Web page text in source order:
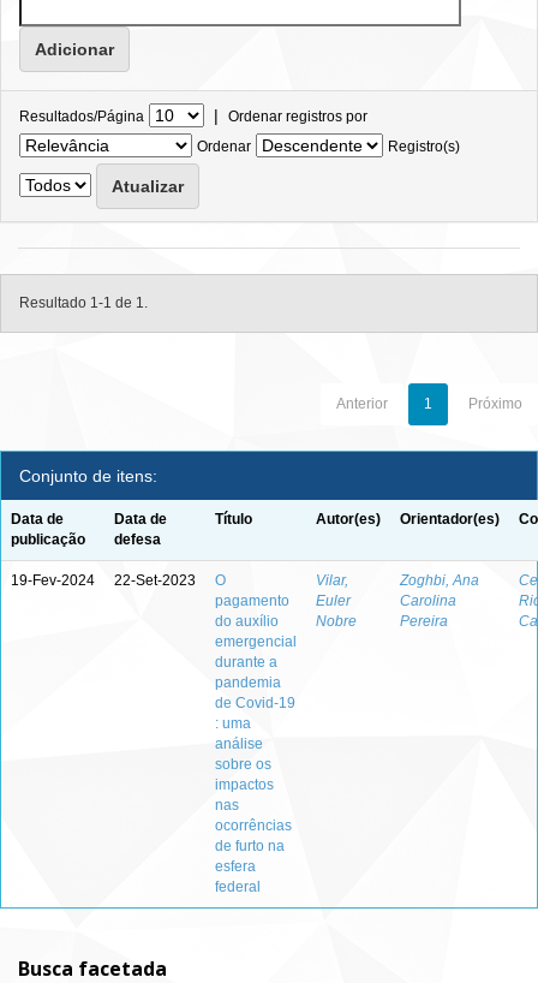
Resultados/Página | Ordenar registros por
Ordenar
Registro(s)
Resultado 1-1 de 1.
Anterior 1 Próximo
Conjunto de itens:
Data de
publicação
Data de
defesa
Título Autor(es) Orientador(es)
19-Fev-2024 22-Set-2023
O
pagamento
do auxílio
emergencial
durante a
pandemia
de Covid-19
: uma
análise
sobre os
impactos
nas
ocorrências
de furto na
esfera
federal
Vilar,
Euler
Nobre
Zoghbi, Ana
Carolina
Pereira
Busca facetada